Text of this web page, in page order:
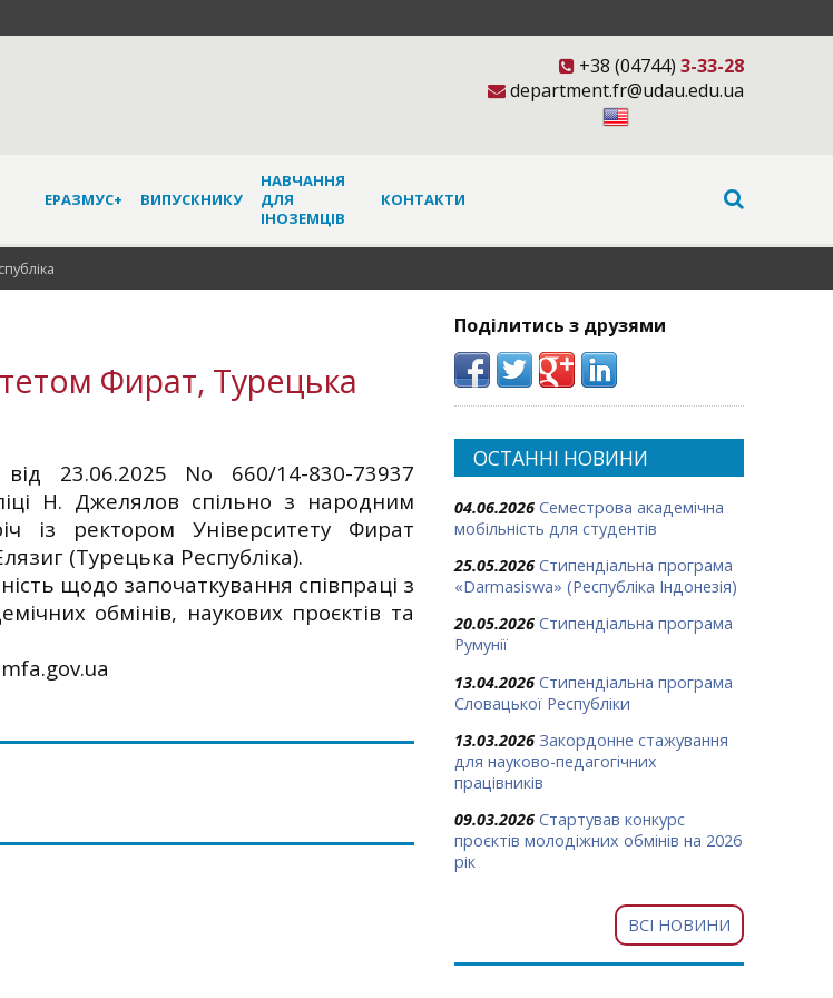
+38 (04744) 3-33-28
department.fr@udau.edu.ua
ЕРАЗМУС+ ВИПУСКНИКУ
НАВЧАННЯ
ДЛЯ
ІНОЗЕМЦІВ
КОНТАКТИ
Фират, Турецька
23.06.2025 No 660/14-830-73937
Н. Джелялов спільно з народним
із ректором Університету Фират
(Турецька Республіка).
щодо започаткування співпраці з
обмінів, наукових проєктів та
Поділитись з друзями
ОСТАННІ НОВИНИ
04.06.2026 Семестрова академічна
мобільність для студентів
25.05.2026 Стипендіальна програма
«Darmasiswa» (Республіка Індонезія)
20.05.2026 Стипендіальна програма
Румунії
13.04.2026 Стипендіальна програма
Словацької Республіки
13.03.2026 Закордонне стажування
для науково-педагогічних
працівників
09.03.2026 Стартував конкурс
проєктів молодіжних обмінів на 2026
рік
ВСІ НОВИНИ